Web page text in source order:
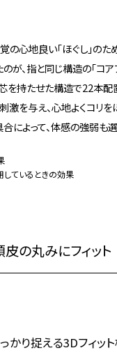
の心地良い「ほぐし」のた
が、指と同じ構造の「コア
を持たせた構造で22本配
激を与え、心地よくコリを
によって、体感の強弱も選
ているときの効果
皮の丸みにフィット
かり捉える3Dフィッ